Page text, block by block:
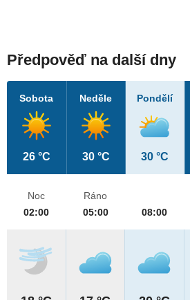
Předpověď na další dny
Sobota
26 °C
Neděle
30 °C
Pondělí
30 °C
Noc
02:00
Ráno
05:00
08:00